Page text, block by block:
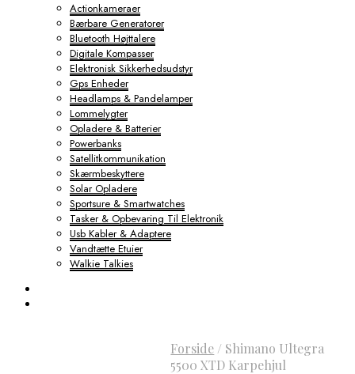
Actionkameraer
Bærbare Generatorer
Bluetooth Højttalere
Digitale Kompasser
Elektronisk Sikkerhedsudstyr
Gps Enheder
Headlamps & Pandelamper
Lommelygter
Opladere & Batterier
Powerbanks
Satellitkommunikation
Skærmbeskyttere
Solar Opladere
Sportsure & Smartwatches
Tasker & Opbevaring Til Elektronik
Usb Kabler & Adaptere
Vandtætte Etuier
Walkie Talkies
Forside / Shimano Ultegra
5500 XTD Karpehjul